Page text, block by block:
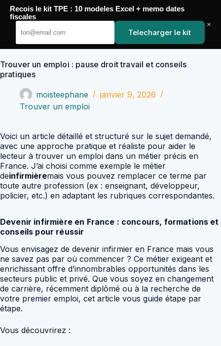
Passer
contenu
YoupiJobs
Trouver un emploi : pause droit travail et conseils
pratiques
moisteephane
janvier 9, 2026
Trouver un emploi
Voici un article détaillé et structuré sur le sujet demandé,
avec une approche pratique et réaliste pour aider le
lecteur à trouver un emploi dans un métier précis en
France. J’ai choisi comme exemple le métier
deinfirmièremais vous pouvez remplacer ce terme par
toute autre profession (ex : enseignant, développeur,
policier, etc.) en adaptant les rubriques correspondantes.
Devenir infirmière en France : concours, formations et
conseils pour réussir
Vous envisagez de devenir infirmier en France mais vous
ne savez pas par où commencer ? Ce métier exigeant et
enrichissant offre d’innombrables opportunités dans les
secteurs public et privé. Que vous soyez en changement
de carrière, récemment diplômé ou à la recherche de
votre premier emploi, cet article vous guide étape par
étape.
Vous découvrirez :
Recois le kit TPE : 10 modeles Excel + memo dates
fiscales
Telecharger le kit
×